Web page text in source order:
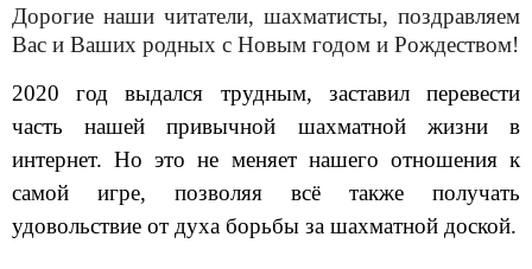
Дорогие наши читатели, шахматисты, поздравляем
Вас и Ваших родных с Новым годом и Рождеством!
2020 год выдался трудным, заставил перевести
часть нашей привычной шахматной жизни в
интернет. Но это не меняет нашего отношения к
самой игре, позволяя всё также получать
удовольствие от духа борьбы за шахматной доской.